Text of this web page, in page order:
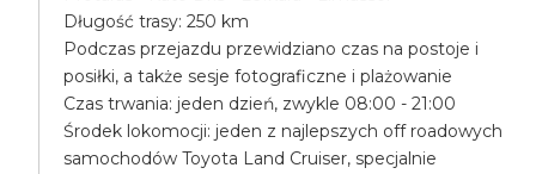
Długość trasy: 250 km
Podczas przejazdu przewidziano czas na postoje i
posiłki, a także sesje fotograficzne i plażowanie
Czas trwania: jeden dzień, zwykle 08:00 - 21:00
Środek lokomocji: jeden z najlepszych off roadowych
samochodów Toyota Land Cruiser, specjalnie